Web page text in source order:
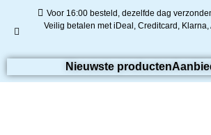
Voor 16:00 besteld, dezelfde dag
Veilig betalen met iDeal, Creditcard, Klarna,
Nieuwste producten